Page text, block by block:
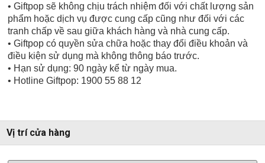
• Giftpop sẽ không chịu trách nhiệm đối với chất lượng sản
phẩm hoặc dịch vụ được cung cấp cũng như đối với các
tranh chấp về sau giữa khách hàng và nhà cung cấp.
• Giftpop có quyền sửa chữa hoặc thay đổi điều khoản và
điều kiện sử dụng mà không thông báo trước.
• Hạn sử dụng: 90 ngày kể từ ngày mua.
• Hotline Giftpop: 1900 55 88 12
Vị trí cửa hàng